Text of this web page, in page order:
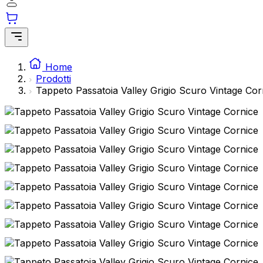
Ordini
Indirizzi
Dettagli del conto
Password persa
Home
Prodotti
Tappeto Passatoia Valley Grigio Scuro Vintage